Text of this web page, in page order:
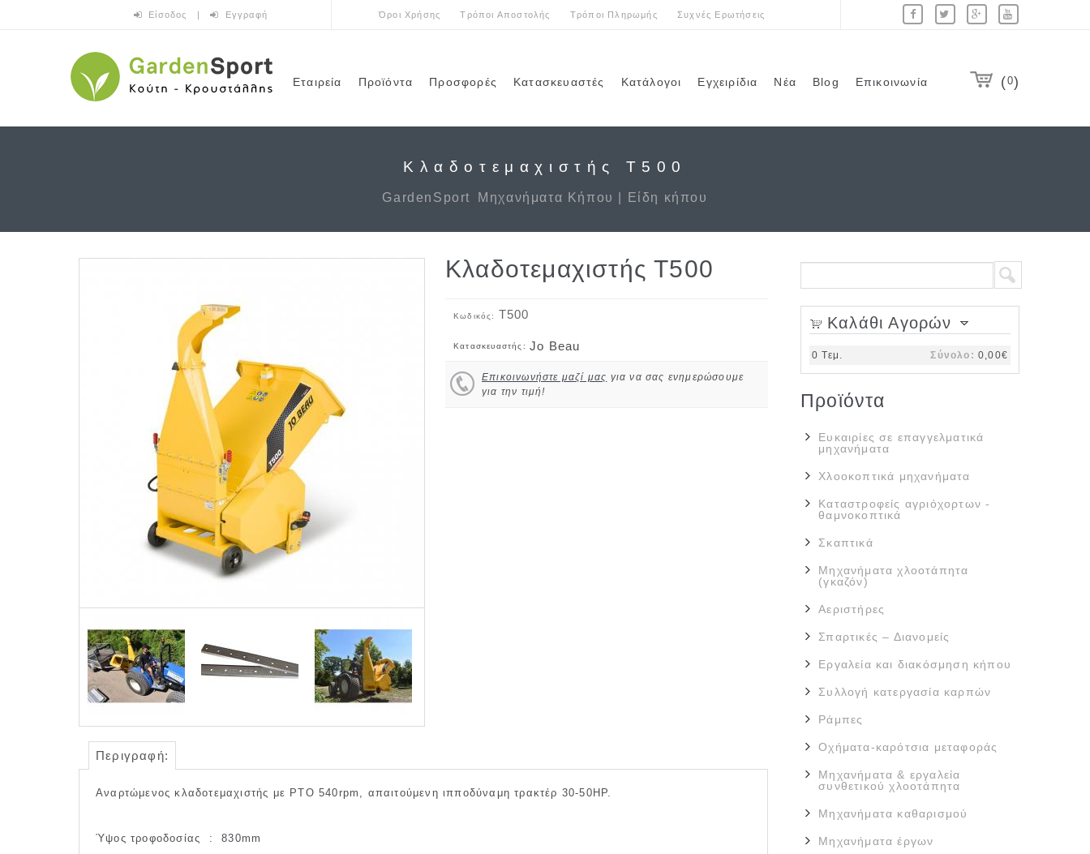
Είσοδος | Εγγραφή Όροι Χρήσης Τρόποι Αποστολής Τρόποι Πληρωμής Συχνές Ερωτήσεις
Εταιρεία Προϊόντα Προσφορές Κατασκευαστές Κατάλογοι Εγχειρίδια Νέα Blog Επικοινωνία 0
Κλαδοτεμαχιστής T500
GardenSport Μηχανήματα Κήπου | Είδη κήπου
Κλαδοτεμαχιστής T500
Κωδικός: T500
Κατασκευαστής: Jo Beau
Επικοινωνήστε μαζί μας για να σας ενημερώσουμε
για την τιμή!
Περιγραφή:
Αναρτώμενος κλαδοτεμαχιστής με ΡΤΟ 540rpm, απαιτούμενη ιπποδύναμη τρακτέρ 30-50ΗΡ.
Ύψος τροφοδοσίας : 830mm
Φόρμα αναζήτησης
Καλάθι Αγορών
0 Τεμ. Σύνολο: 0,00€
Προϊόντα
Ευκαιρίες σε επαγγελματικά
μηχανήματα
Χλοοκοπτικά μηχανήματα
Καταστροφείς αγριόχορτων -
θαμνοκοπτικά
Σκαπτικά
Μηχανήματα χλοοτάπητα
(γκαζόν)
Αεριστήρες
Σπαρτικές – Διανομείς
Εργαλεία και διακόσμηση κήπου
Συλλογή κατεργασία καρπών
Ράμπες
Οχήματα-καρότσια μεταφοράς
Μηχανήματα & εργαλεία
συνθετικού χλοοτάπητα
Μηχανήματα καθαρισμού
Μηχανήματα έργων